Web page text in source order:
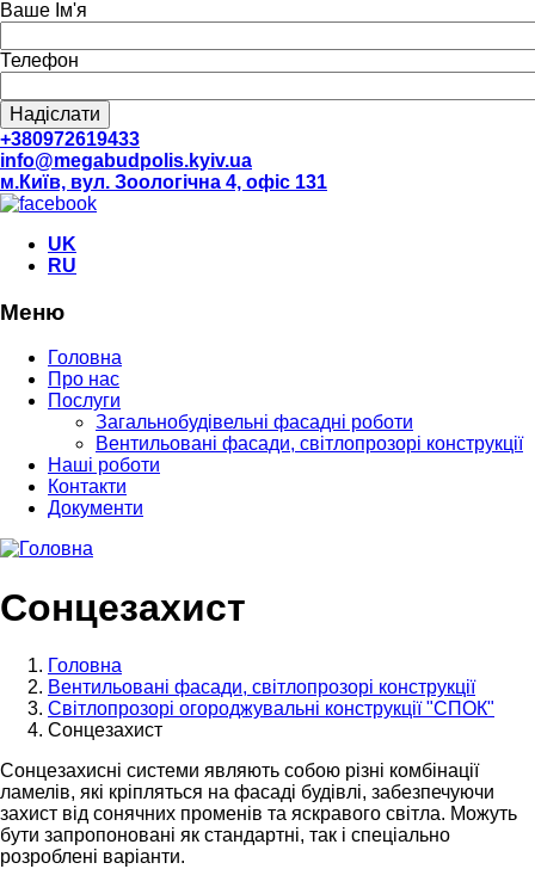
Ваше Ім'я
Телефон
+380972619433
info@megabudpolis.kyiv.ua
м.Київ, вул. Зоологічна 4, офіс 131
UK
RU
Меню
Головна
Про нас
Послуги
Загальнобудівельні фасадні роботи
Вентильовані фасади, світлопрозорі конструкції
Наші роботи
Контакти
Документи
Сонцезахист
Головна
Вентильовані фасади, світлопрозорі конструкції
Світлопрозорі огороджувальні конструкції "СПОК"
Сонцезахист
Сонцезахисні системи являють собою різні комбінації
ламелів, які кріпляться на фасаді будівлі, забезпечуючи
захист від сонячних променів та яскравого світла. Можуть
бути запропоновані як стандартні, так і спеціально
розроблені варіанти.